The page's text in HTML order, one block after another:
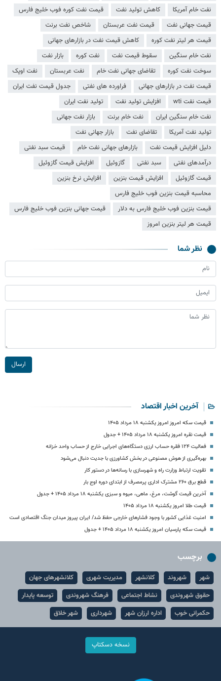
نفت خام آمریکا
کاهش تولید نفت
قیمت نفت کوره فوب خلیج فارس
قیمت جهانی نفت
قیمت نفت عربستان
شاخص نفت برنت
قیمت هر لیتر نفت کوره
کاهش قیمت نفت در بازارهای جهانی
نفت خام سنگین
سقوط قیمت نفت نفت کوره
بازار نفت
سوخت نفت کوره
تقاضای جهانی نفت خام نفت عربستان
نفت اوپک
قیمت نفت در بازارهای جهانی
فراورده های نفتی
جدول قیمت نفت ایران
قیمت نفت wti
افزایش تولید نفت
تولید نفت ایران
نفت خام سنگین ایران
نفت خام برنت
بازار نفت جهانی
تولید نفت آمریکا
تقاضای نفت
بازار جهانی نفت
دلیل افزایش قیمت نفت
بازارهای جهانی نفت خام
قیمت سبد نفتی
درآمدهای نفتی
سبد نفتی گازوئیل
افزایش قیمت گازوئیل
قیمت گازوئیل
افزایش قیمت بنزین
افزایش نرخ بنزین
محاسبه قیمت بنزین فوب خلیج فارس
قیمت بنزین فوب خلیج فارس به دلار
قیمت جهانی بنزین فوب خلیج فارس
قیمت هر لیتر بنزین امروز
نظر شما
ارسال
آخرین اخبار اقتصاد
قیمت سکه امروز امروز یکشنبه ۱۸ مرداد ۱۴۰۵
قیمت نقره امروز یکشنبه ۱۸ مرداد ۱۴۰۵ + جدول
فعالیت ۱۲۴ فقره حساب ارزی دستگاه‌های اجرایی خارج از حساب واحد خزانه
بهره‌گیری از هوش مصنوعی در بخش کشاورزی با جدیت دنبال می‌شود
تقویت ارتباط وزارت راه و شهرسازی با رسانه‌ها در دستور کار
قطع برق ۲۶۰ مشترک اداری پرمصرف از ابتدای دوره اوج بار
آخرین قیمت گوشت، مرغ، ماهی، میوه و سبزی یکشنبه ۱۸ مرداد ۱۴۰۵ + جدول
قیمت طلا امروز یکشنبه ۱۸ مرداد ۱۴۰۵
امنیت غذایی کشور با وجود فشارهای خارجی حفظ شد/ ایران پیروز میدان جنگ اقتصادی است
قیمت سکه پارسیان امروز یکشنبه ۱۸ مرداد ۱۴۰۵ + جدول
برچسب
شهر شهروند کلانشهر مدیریت شهری
کلانشهرهای جهان
حقوق شهروندی
نشاط اجتماعی فرهنگ شهروندی
توسعه پایدار
حکمرانی خوب
اداره ارزان شهر شهرداری شهر خلاق
نسخه دسکتاپ